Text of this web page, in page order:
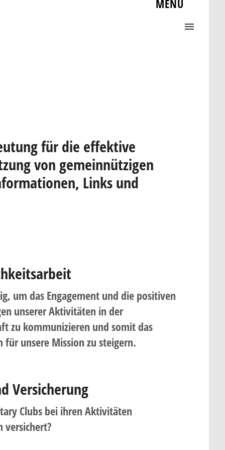
für die effektive
von gemeinnützigen
Links und
um das Engagement und die positiven
unserer Aktivitäten in der
zu kommunizieren und somit das
für unsere Mission zu steigern.
Versicherung
Clubs bei ihren Aktivitäten
versichert?